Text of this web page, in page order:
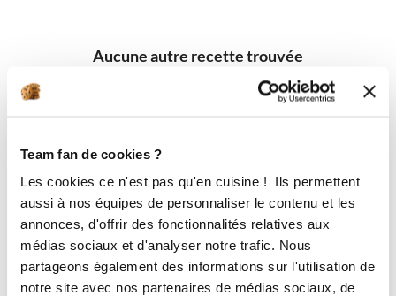
Team fan de cookies ?
Les cookies ce n'est pas qu'en cuisine ! Ils permettent
aussi à nos équipes de personnaliser le contenu et les
annonces, d'offrir des fonctionnalités relatives aux
médias sociaux et d'analyser notre trafic. Nous
partageons également des informations sur l'utilisation de
notre site avec nos partenaires de médias sociaux, de
Aucune autre recette trouvée